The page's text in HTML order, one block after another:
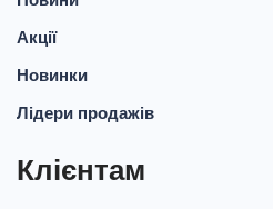
Акції
Новинки
Лідери продажів
Клієнтам